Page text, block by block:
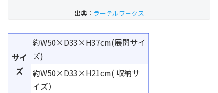
出典： ラーテルワークス
サイ
ズ
約W50×D33×H37cm(展開サイ
ズ)
約W50×D33×H21cm( 収納サ
イズ）